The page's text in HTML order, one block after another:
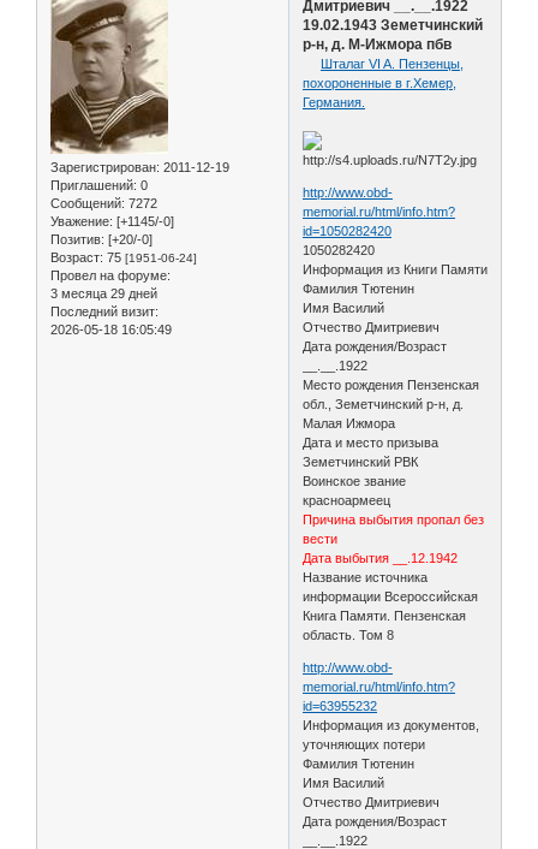
Зарегистрирован: 2011-12-19
Приглашений: 0
Сообщений: 7272
Уважение: [+1145/-0]
Позитив: [+20/-0]
Возраст: 75 [1951-06-24]
Провел на форуме:
3 месяца 29 дней
Последний визит:
2026-05-18 16:05:49
Дмитриевич __.__.1922
19.02.1943 Земетчинский
р-н, д. М-Ижмора пбв
Шталаг VI A. Пензенцы,
похороненные в г.Хемер,
Германия.
http://www.obd-
memorial.ru/html/info.htm?
id=1050282420
1050282420
Информация из Книги Памяти
Фамилия Тютенин
Имя Василий
Отчество Дмитриевич
Дата рождения/Возраст
__.__.1922
Место рождения Пензенская
обл., Земетчинский р-н, д.
Малая Ижмора
Дата и место призыва
Земетчинский РВК
Воинское звание
красноармеец
Причина выбытия пропал без
вести
Дата выбытия __.12.1942
Название источника
информации Всероссийская
Книга Памяти. Пензенская
область. Том 8
http://www.obd-
memorial.ru/html/info.htm?
id=63955232
Информация из документов,
уточняющих потери
Фамилия Тютенин
Имя Василий
Отчество Дмитриевич
Дата рождения/Возраст
__.__.1922